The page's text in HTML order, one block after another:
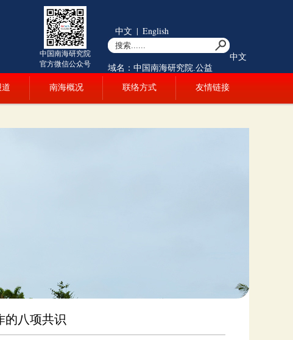
中国南海研究院
官方微信公众号
中文 | English
中文
域名：中国南海研究院.公益
南海概况 联络方式 友情链接
的八项共识